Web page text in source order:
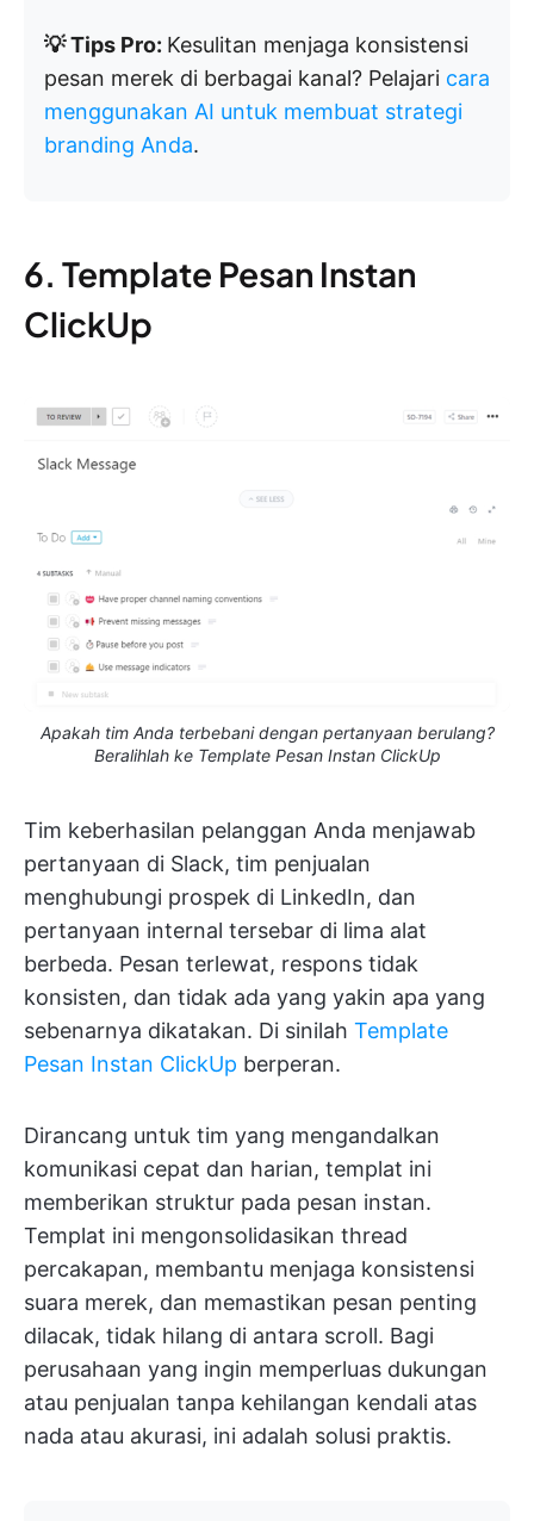
💡 Tips Pro: Kesulitan menjaga konsistensi
pesan merek di berbagai kanal? Pelajari cara
menggunakan AI untuk membuat strategi
branding Anda.
6. Template Pesan Instan
ClickUp
Apakah tim Anda terbebani dengan pertanyaan berulang?
Beralihlah ke Template Pesan Instan ClickUp
Tim keberhasilan pelanggan Anda menjawab
pertanyaan di Slack, tim penjualan
menghubungi prospek di LinkedIn, dan
pertanyaan internal tersebar di lima alat
berbeda. Pesan terlewat, respons tidak
konsisten, dan tidak ada yang yakin apa yang
sebenarnya dikatakan. Di sinilah Template
Pesan Instan ClickUp berperan.
Dirancang untuk tim yang mengandalkan
komunikasi cepat dan harian, templat ini
memberikan struktur pada pesan instan.
Templat ini mengonsolidasikan thread
percakapan, membantu menjaga konsistensi
suara merek, dan memastikan pesan penting
dilacak, tidak hilang di antara scroll. Bagi
perusahaan yang ingin memperluas dukungan
atau penjualan tanpa kehilangan kendali atas
nada atau akurasi, ini adalah solusi praktis.